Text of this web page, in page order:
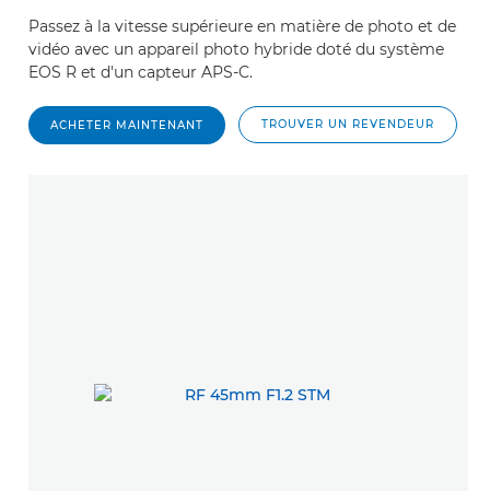
Passez à la vitesse supérieure en matière de photo et de
vidéo avec un appareil photo hybride doté du système
EOS R et d'un capteur APS-C.
ACHETER MAINTENANT TROUVER UN REVENDEUR